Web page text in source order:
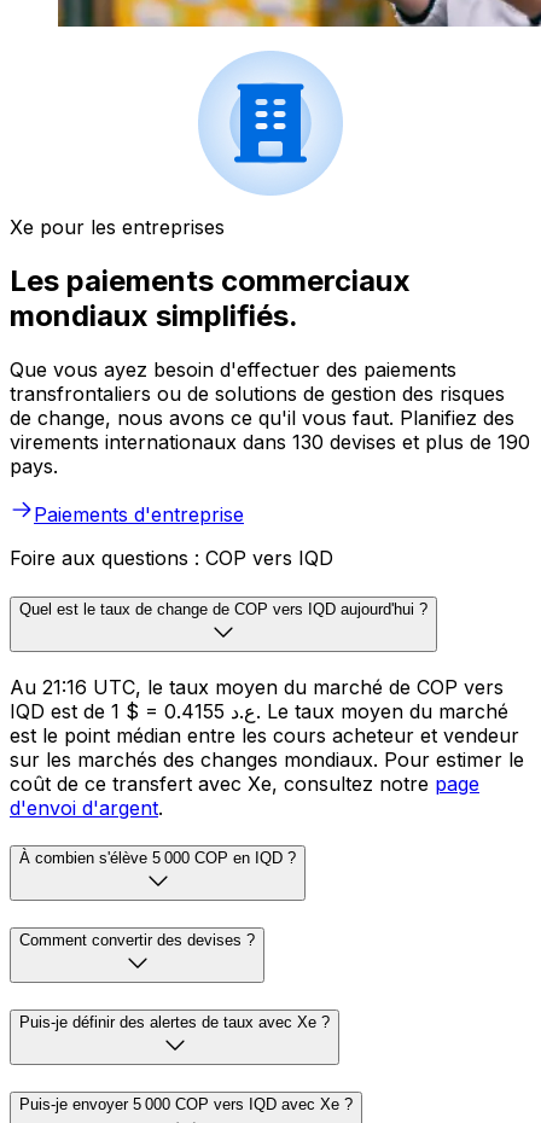
Xe pour les entreprises
Les paiements commerciaux
mondiaux simplifiés.
Que vous ayez besoin d'effectuer des paiements
transfrontaliers ou de solutions de gestion des risques
de change, nous avons ce qu'il vous faut. Planifiez des
virements internationaux dans 130 devises et plus de 190
pays.
Paiements d'entreprise
Foire aux questions : COP vers IQD
Quel est le taux de change de COP vers IQD aujourd'hui ?
Au 21:16 UTC, le taux moyen du marché de COP vers
IQD est de 1 $ = 0.4155 ع.د. Le taux moyen du marché
est le point médian entre les cours acheteur et vendeur
sur les marchés des changes mondiaux. Pour estimer le
coût de ce transfert avec Xe, consultez notre page
d'envoi d'argent.
À combien s'élève 5 000 COP en IQD ?
Comment convertir des devises ?
Puis-je définir des alertes de taux avec Xe ?
Puis-je envoyer 5 000 COP vers IQD avec Xe ?